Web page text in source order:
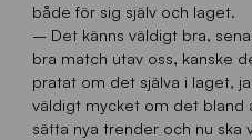
både för sig själv och laget.
– Det känns väldigt bra,
bra match utav oss, kanske
pratat om det själva i laget,
väldigt mycket om det bland
sätta nya trender och nu ska